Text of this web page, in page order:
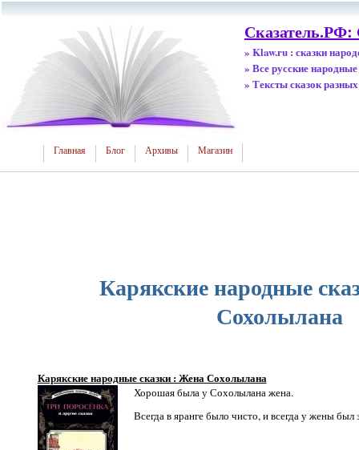
Сказатель.РФ:
» Klaw.ru : сказки
» Все русские народные
» Тексты сказок
Главная Блог Архивы Магазин
Карякские народные
Сохолылана
Карякские народные сказки : Жена Сохолылана
Хорошая была у Сохолылана жена.
Всегда в яранге было чисто, и всегда у жены был